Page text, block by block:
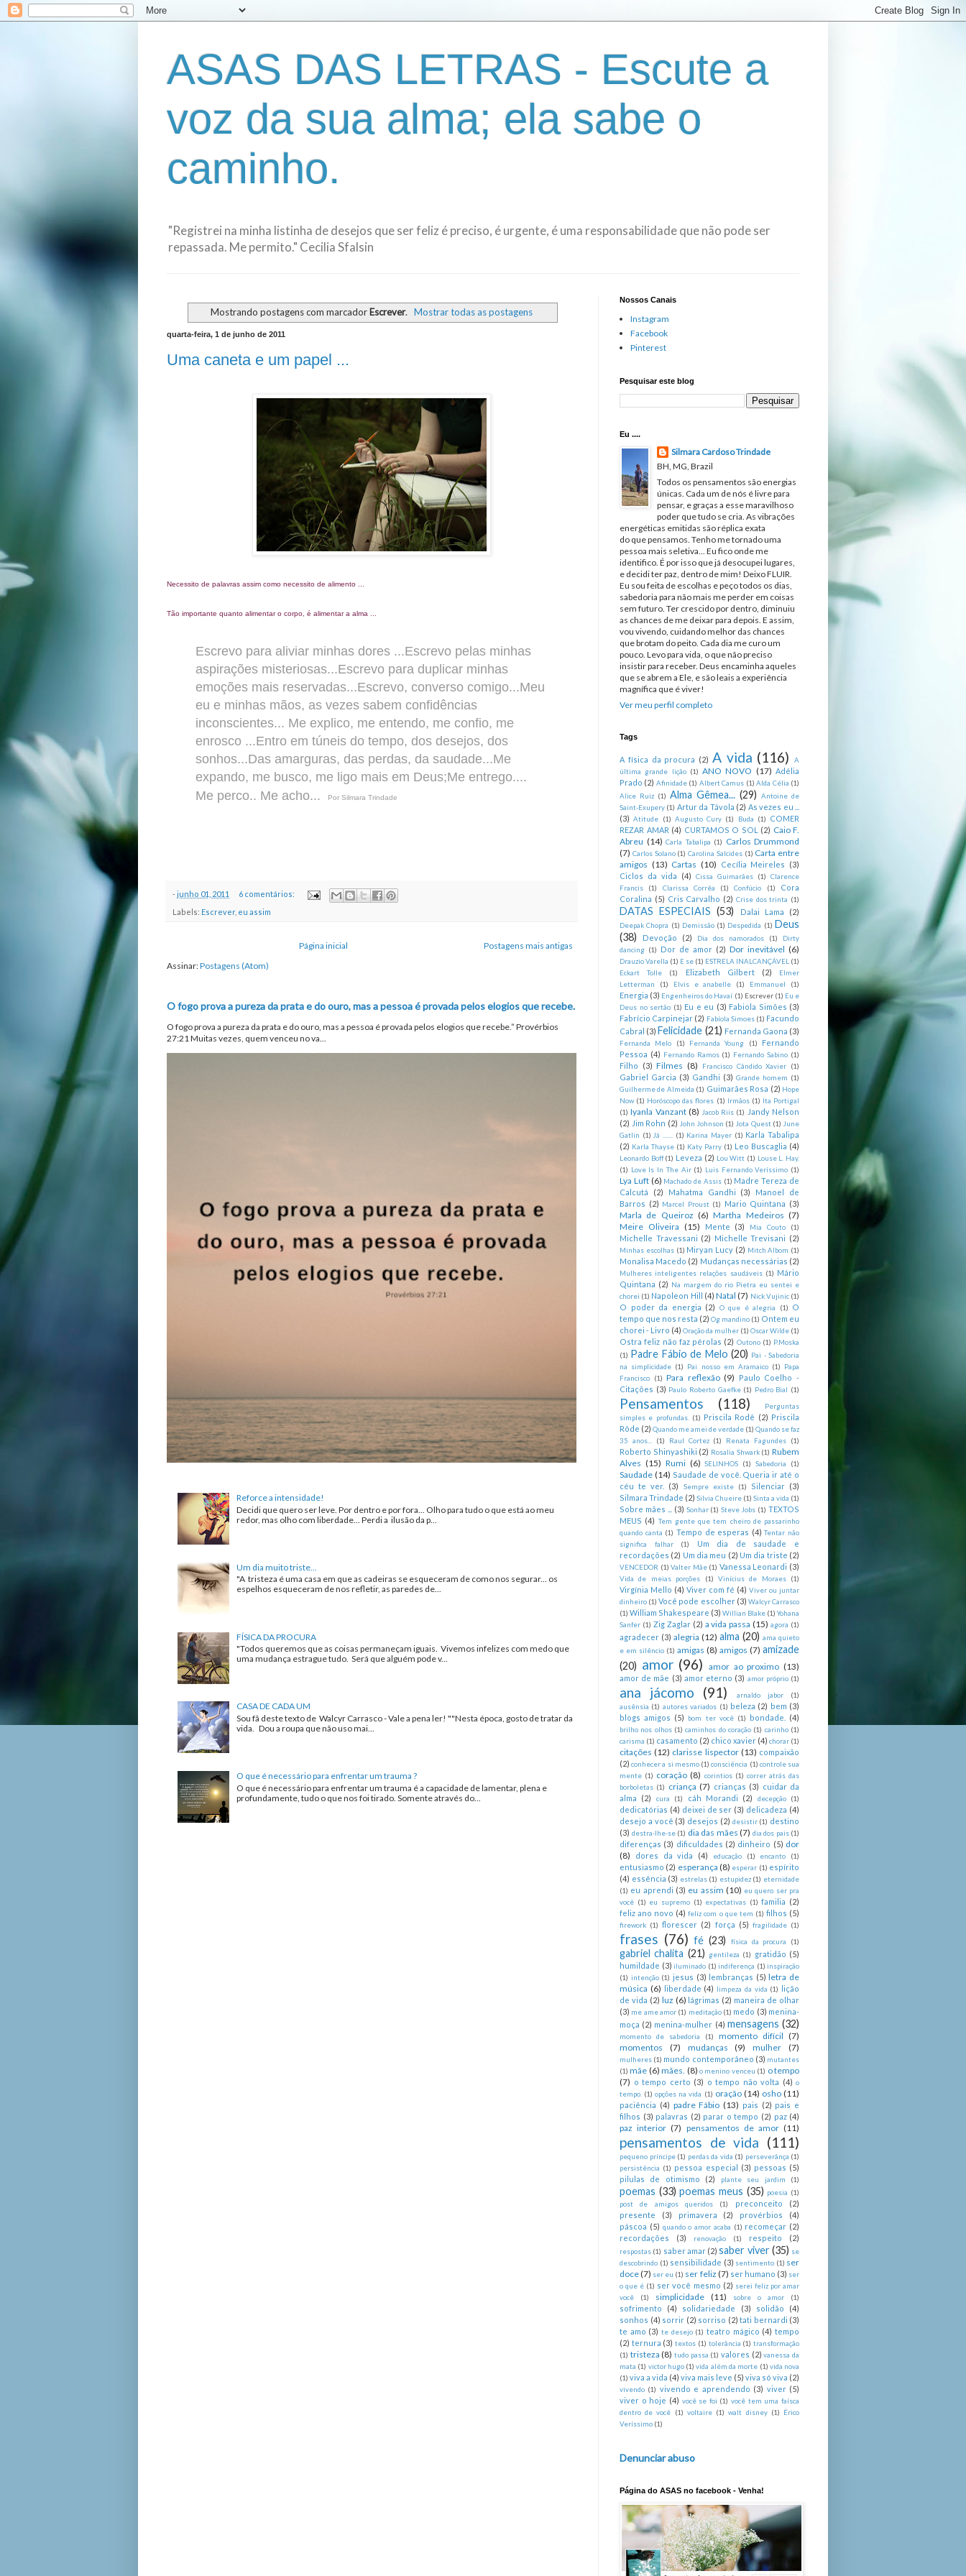
ASAS DAS LETRAS - Escute a
voz da sua alma; ela sabe o
caminho.
"Registrei na minha listinha de desejos que ser feliz é preciso, é urgente, é uma responsabilidade que não pode ser
repassada. Me permito." Cecilia Sfalsin
Mostrando postagens com marcador Escrever. Mostrar todas as postagens
quarta-feira, 1 de junho de 2011
Uma caneta e um papel ...
Necessito de palavras assim como necessito de alimento ...
Tão importante quanto alimentar o corpo, é alimentar a alma ...
Escrevo para aliviar minhas dores ...Escrevo pelas minhas
aspirações misteriosas...Escrevo para duplicar minhas
emoções mais reservadas...Escrevo, converso comigo...Meu
eu e minhas mãos, as vezes sabem confidências
inconscientes... Me explico, me entendo, me confio, me
enrosco ...Entro em túneis do tempo, dos desejos, dos
sonhos...Das amarguras, das perdas, da saudade...Me
expando, me busco, me ligo mais em Deus;Me entrego....
Me perco.. Me acho... Por Silmara Trindade
-junho 01, 2011
6 comentários:
Labels: Escrever, eu assim
Postagens mais antigas
Página inicial
Assinar:Postagens (Atom)
O fogo prova a pureza da prata e do ouro, mas a pessoa é provada pelos elogios que recebe.
O fogo prova a pureza da prata e do ouro, mas a pessoa é provada pelos elogios que recebe.” Provérbios
27:21 Muitas vezes, quem venceu no va...
Reforce a intensidade!
Decidi que quero ser leve. Por dentro e por fora... Olho para tudo o que está ao meu
redor, mas olho com liberdade... Perdi a ilusão da p...
Um dia muito triste...
"A tristeza é uma casa em que as cadeiras se esqueceram de como nos segurar... os
espelhos esqueceram de nos refletir, as paredes de...
FÍSICA DA PROCURA
"Todos queremos que as coisas permaneçam iguais. Vivemos infelizes com medo que
uma mudança estrague tudo. Será que alguém pode v...
CASA DE CADA UM
Sou fã deste texto de Walcyr Carrasco - Vale a pena ler! ""Nesta época, gosto de tratar da
vida. Dou a roupa que não uso mai...
O que é necessário para enfrentar um trauma ?
O que é necessário para enfrentar um trauma é a capacidade de lamentar, plena e
profundamente, tudo o que nos foi tirado. Somente através do...
Nossos Canais
Instagram
Facebook
Pinterest
Pesquisar este blog
Eu ....
Silmara Cardoso Trindade
BH, MG, Brazil
Todos os pensamentos são energias
únicas. Cada um de nós é livre para
pensar, e graças a esse maravilhoso
poder que tudo se cria. As vibrações
energéticas emitidas são réplica exata
do que pensamos. Tenho me tornado uma
pessoa mais seletiva... Eu fico onde me
identifico. É por isso que já desocupei lugares,
e decidi ter paz, dentro de mim! Deixo FLUIR.
Eu sou feita de escolhas e peço todos os dias,
sabedoria para não mais me perder em coisas
sem futuro. Ter crescido por dentro, diminuiu
as chances de me deixar para depois. E assim,
vou vivendo, cuidando melhor das chances
que brotam do peito. Cada dia me curo um
pouco. Levo para vida, o que não preciso
insistir para receber. Deus encaminha aqueles
que se abrem a Ele, e são leais a experiência
magnífica que é viver!
Ver meu perfil completo
Tags
A física da procura (2) A vida (116)
A
última grande lição (1) ANO NOVO (17) Adélia
Prado (2) Afinidade (1) Albert Camus (1) Alda Célia (1)
Alice Ruiz (1) Alma Gêmea... (29)
Antoine de
Saint-Exupery (1) Artur da Távola (2) As vezes eu ...
(3) Atitude (1) Augusto Cury (1) Buda (1)
COMER
REZAR AMAR (4) CURTAMOS O SOL (2) Caio F.
Abreu (14) Carla Tabalipa (1)
Carlos Drummond
(7) Carlos Solano (1) Carolina Salcides (1) Carta entre
amigos (13) Cartas (10) Cecília Meireles
(3)
Ciclos da vida
(4) Cissa Guimarães (1)
Clarence
Francis
(1) Clarissa Corrêa (1) Confúcio (1)
Cora
Coralina (5) Cris Carvalho (2) Crise dos trinta (1)
DATAS ESPECIAIS (53) Dalai Lama (2)
Deepak Chopra (1) Demissão (1) Despedida (1) Deus
(38)
Devoção (2) Dia dos namorados (1)
Dirty
dancing (1) Dor de amor (2) Dor inevitável (6)
Drauzio Varella (1) E se (1) ESTRELA INALCANÇÁVEL (1)
Eckart Tolle
(1) Elizabeth Gilbert (2)
Elmer
Letterman
(1) Elvis e anabelle (1) Emmanuel (1)
Energia (3) Engenheiros do Havaí (1) Escrever (1) Eu e
Deus no sertão (1) Eu e eu (3) Fabiola Simões (3)
Fabrício Carpinejar (2) Fabíola Simoes (1) Facundo
Cabral (3) Felicidade (21) Fernanda Gaona (3)
Fernanda Melo (1) Fernanda Young (1)
Fernando
Pessoa (4) Fernando Ramos (1) Fernando Sabino (1)
Filho (3) Filmes (8) Francisco Cândido Xavier (1)
Gabriel Garcia (3) Gandhi (3) Grande homem (1)
Guilherme de Almeida (1) Guimarães Rosa (2) Hope
Now (1) Horóscopo das flores (1) Irmãos (1)
Ita Portigal
(1) Iyanla Vanzant (8) Jacob Riis (1)
Jandy Nelson
(2) Jim Rohn (2) John Johnson (1) Jota Quest (1) June
Gatlin (1) Já ....... (1) Karina Mayer (1) Karla Tabalipa
(2) Karla Thayse (1) Katy Parry (1) Leo Buscaglia (4)
Leonardo Boff (1) Leveza (2) Lou Witt (1) Louse L. Hay.
(1)
Love Is In The Air (1) Luis Fernando Veríssimo (1)
Lya Luft (6) Machado de Assis (1) Madre Tereza de
Calcutá
(2) Mahatma Gandhi (3)
Manoel de
Barros (2) Marcel Proust (1) Mario Quintana (3)
Marla de Queiroz (6) Martha Medeiros (7)
Meire Oliveira (15) Mente (3) Mia Couto (1)
Michelle Travessani (2) Michelle Trevisani (2)
Minhas escolhas (1) Miryan Lucy (2) Mitch Albom (1)
Monalisa Macedo (2) Mudanças necessárias (2)
Mulheres inteligentes relações saudáveis (1) Mário
Quintana (2)
Na margem do rio Pietra eu sentei e
chorei (1) Napoleon Hill (4) Natal (7) Nick Vujinic (1)
O poder da energia (2) O que é alegria (1)
O
tempo que nos resta (2) Og mandino (1) Ontem eu
chorei - Livro (4) Oração da mulher (1) Oscar Wilde (1)
Ostra feliz não faz pérolas (2) Outono (1) P.Moska
(1) Padre Fábio de Melo (20)
Pai - Sabedoria
na simplicidade (1) Pai nosso em Aramaico (1)
Papa
Francisco
(1) Para reflexão (9)
Paulo Coelho -
Citações (3) Paulo Roberto Gaefke (1) Pedro Bial (1)
Pensamentos (118)
Perguntas
simples e profundas. (1) Priscila Rodê (2) Priscila
Rôde (2) Quando me amei de verdade (1) Quando se faz
35 anos...
(1) Raul Cortez (1) Renata Fagundes (1)
Roberto Shinyashiki (2) Rosalia Shwark (1) Rubem
Alves (15) Rumi (6) SELINHOS (1) Sabedoria (1)
Saudade (14) Saudade de você. Queria ir até o
céu te ver.
(3) Sempre existe (1) Silenciar (3)
Silmara Trindade (2) Silvia Chueire (1) Sinta a vida (1)
Sobre mães ... (3) Sonhar (1) Steve Jobs (1) TEXTOS
MEUS (4) Tem gente que tem cheiro de passarinho
quando canta (1) Tempo de esperas (4) Tentar não
significa falhar
(1)
Um dia de saudade e
recordações (2) Um dia meu (2) Um dia triste (2)
VENCEDOR (1) Valter Mãe (1) Vanessa Leonardi (3)
Vida de meias porções (1) Vinícius de Moraes (1)
Virgínia Mello (4) Viver com fé (4) Viver ou juntar
dinheiro (1) Você pode escolher (3) Walcyr Carrasco
(1) William Shakespeare (3) Willian Blake (1) Yohana
Sanfer (1) Zig Zaglar (2) a vida passa (15) agora (1)
agradecer (3) alegria (12) alma (20) ama quieto
e em silêncio (1) amigas (8) amigos (7) amizade
(20) amor (96) amor ao proximo (13)
amor de mãe (3) amor eterno (3) amor próprio (1)
ana jácomo (91) arnaldo jabor
(1)
ausênsia (1) autores variados (1) beleza (2) bem (3)
blogs amigos (5) bom ter você (1) bondade. (4)
brilho nos olhos (1) caminhos do coração (1) carinho (1)
carisma (1) casamento (2) chico xavier (4) chorar (1)
citações (12) clarisse lispector (13) compaixão
(2) conhecer a si mesmo (1) consciência (1) controle sua
mente (1) coração (8) corintios (1) correr atrás das
borboletas (1) criança (7) crianças (3) cuidar da
alma
(2) cura (1) cáh Morandi (2) decepção (1)
dedicatórias (4) deixei de ser (3) delicadeza (4)
desejo a você (3) desejos (2) desistir (1) destino
(3) destra-lhe-se (1) dia das mães (7) dia dos pais (1)
diferenças (3) dificuldades (2) dinheiro (5) dor
(8)
dores da vida (4) educação (1) encanto (1)
entusiasmo (2) esperança (8) esperar (1) espírito
(4) essência (3) estrelas (1) estupidez (1) eternidade
(1) eu aprendi (3) eu assim (10) eu quero ser pra
você (1) eu supremo (1) expectativas (1) familia (2)
feliz ano novo (4) feliz com o que tem (1) filhos (5)
firework (1) florescer (2) força (5) fragilidade (1)
frases (76) fé (23) física da procura (1)
gabriel chalita (21) gentileza (1) gratidão (5)
humildade (3) iluminado (1) indiferença (1) inspiração
(1) intenção (1) jesus (3) lembranças (5) letra de
música (6) liberdade (4) limpeza da vida (1)
lição
de vida (2) luz (6) lágrimas (2) maneira de olhar
(3) me ame amor (1) meditação (1) medo (3) menina-
moça (2) menina-mulher (4) mensagens (32)
momento de sabedoria (1) momento difícil (7)
momentos
(7) mudanças (9) mulher (7)
mulheres (1) mundo contemporâneo (3) mutantes
(1) mãe (6) mães. (8) o menino venceu (1) o tempo
(7) o tempo certo (3) o tempo não volta (4) o
tempo. (1) opções na vida (1) oração (14) osho (11)
paciência (4) padre Fábio (13) pais (2) pais e
filhos (3) palavras (2) parar o tempo (2) paz (4)
paz interior (7) pensamentos de amor (11)
pensamentos de vida (111)
pequeno príncipe (1) perdas da vida (1) perseverânça (1)
persistência (1) pessoa especial (3) pessoas (5)
pilulas de otimismo
(2) plante seu jardim (1)
poemas (33) poemas meus (35) poesia (1)
post de amigos queridos
(1) preconceito
(2)
presente
(3) primavera (2) provérbios
(4)
páscoa (5) quando o amor acaba (1) recomeçar (2)
recordações
(3) renovação (1) respeito (2)
respostas (1) saber amar (2) saber viver (35) se
descobrindo (1) sensibilidade (3) sentimento (1) ser
doce(7) ser eu (1) ser feliz (7) ser humano (3) ser
o que é (1) ser você mesmo (2) serei feliz por amar
você
(1) simplicidade (11) sobre o amor (1)
sofrimento (4) solidariedade (3) solidão
(4)
sonhos (4) sorrir (2) sorriso (2) tati bernardi (3)
te amo (3) te desejo (1) teatro mágico (4) tempo
(2) ternura (3) textos (1) tolerância (1) transformação
(1) tristeza (8) tudo passa (1) valores (2) vanessa da
mata (1) victor hugo (1) vida além da morte (1) vida nova
(1) viva a vida (4) viva mais leve (5) viva só viva (2)
vivendo (1) vivendo e aprendendo (3) viver (5)
viver o hoje (4) você se foi (1) você tem uma faísca
dentro de você
(1) voltaire (1) walt disney (1)
Érico
Veríssimo (1)
Denunciar abuso
Página do ASAS no facebook - Venha!